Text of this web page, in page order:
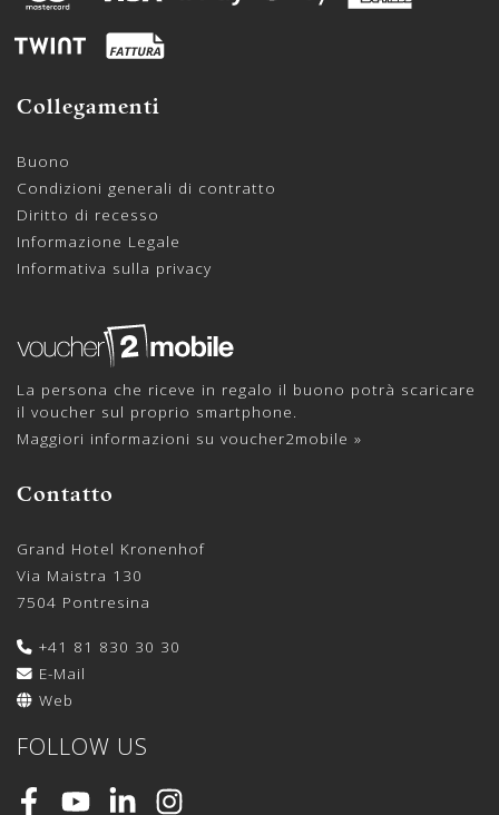
Collegamenti
Buono
Condizioni generali di contratto
Diritto di recesso
Informazione Legale
Informativa sulla privacy
La persona che riceve in regalo il buono potrà scaricare
il voucher sul proprio smartphone.
Maggiori informazioni su voucher2mobile »
Contatto
Grand Hotel Kronenhof
Via Maistra 130
7504 Pontresina
+41 81 830 30 30
E-Mail
Web
FOLLOW US
FacebookYoutubeLinkedInInstagram